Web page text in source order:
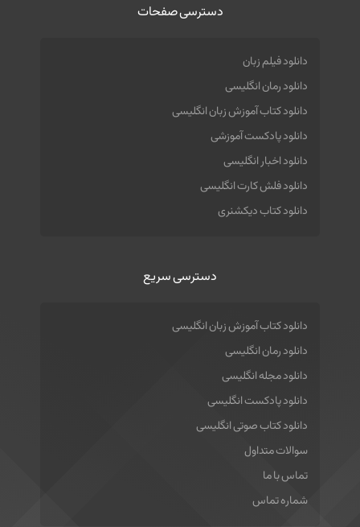
دسترسی صفحات
دانلود فیلم زبان
دانلود رمان انگلیسی
دانلود کتاب آموزش زبان انگلیسی
دانلود پادکست آموزشی
دانلود اخبار انگلیسی
دانلود فلش کارت انگلیسی
دانلود کتاب دیکشنری
دسترسی سریع
دانلود کتاب آموزش زبان انگلیسی
دانلود رمان انگلیسی
دانلود مجله انگلیسی
دانلود پادکست انگلیسی
دانلود کتاب صوتی انگلیسی
سوالات متداول
تماس با ما
شماره تماس